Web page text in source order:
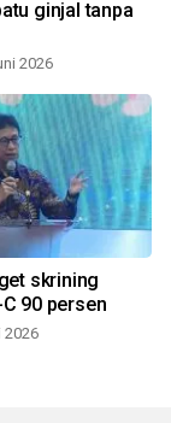
ginjal tanpa
2026
skrining
90 persen
2026